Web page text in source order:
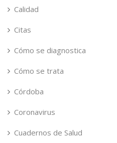
Calidad
Citas
Cómo se diagnostica
Cómo se trata
Córdoba
Coronavirus
Cuadernos de Salud